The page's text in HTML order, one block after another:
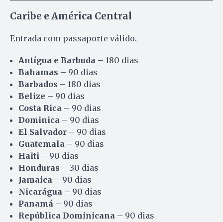
Caribe e América Central
Entrada com passaporte válido.
Antígua e Barbuda – 180 dias
Bahamas – 90 dias
Barbados – 180 dias
Belize – 90 dias
Costa Rica – 90 dias
Dominica – 90 dias
El Salvador – 90 dias
Guatemala – 90 dias
Haiti – 90 dias
Honduras – 30 dias
Jamaica – 90 dias
Nicarágua – 90 dias
Panamá – 90 dias
República Dominicana – 90 dias